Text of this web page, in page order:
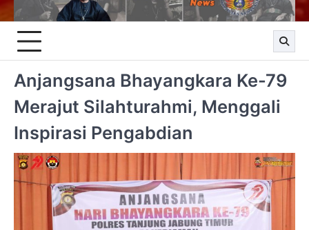
Anjangsana Bhayangkara Ke-79
Merajut Silahturahmi, Menggali
Inspirasi Pengabdian